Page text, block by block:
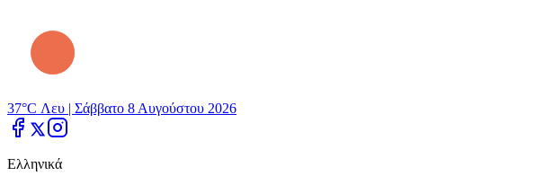
37°C Λευ | Σάββατο 8 Αυγούστου 2026
Ελληνικά